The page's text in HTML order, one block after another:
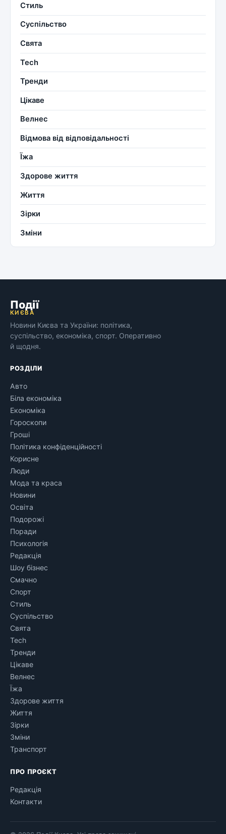
Стиль
Суспільство
Свята
Tech
Тренди
Цікаве
Велнес
Відмова від відповідальності
Їжа
Здорове життя
Життя
Зірки
Зміни
Події
КИЄВА
Новини Києва та України: політика,
суспільство, економіка, спорт. Оперативно
й щодня.
РОЗДІЛИ
Авто
Біла економіка
Економіка
Гороскопи
Гроші
Політика конфіденційності
Корисне
Люди
Мода та краса
Новини
Освіта
Подорожі
Поради
Психологія
Редакція
Шоу бізнес
Смачно
Спорт
Стиль
Суспільство
Свята
Tech
Тренди
Цікаве
Велнес
Їжа
Здорове життя
Життя
Зірки
Зміни
Транспорт
ПРО ПРОЄКТ
Редакція
Контакти